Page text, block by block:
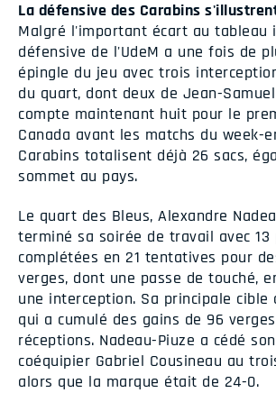
La défensive des Carabins
Malgré l'important écart au tableau
défensive de l'UdeM a une fois de
épingle du jeu avec trois
du quart, dont deux de Jean-
compte maintenant huit pour le
Canada avant les matchs du week-
Carabins totalisent déjà 26 sacs,
sommet au pays.
Le quart des Bleus, Alexandre
terminé sa soirée de travail avec 13
complétées en 21 tentatives pour
verges, dont une passe de touché,
une interception. Sa principale cible
qui a cumulé des gains de 96
réceptions. Nadeau-Piuze a cédé
coéquipier Gabriel Cousineau au
alors que la marque était de 24-0.